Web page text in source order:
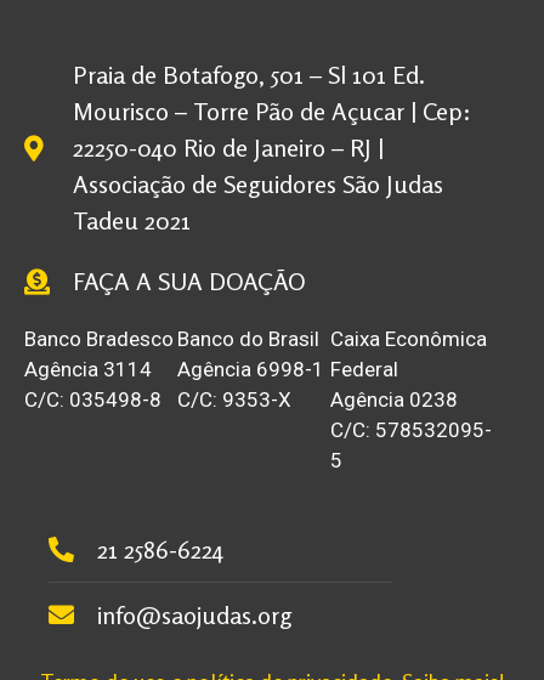
Praia de Botafogo, 501 – Sl 101 Ed.
Mourisco – Torre Pão de Açucar | Cep:
22250-040 Rio de Janeiro – RJ |
Associação de Seguidores São Judas
Tadeu 2021
FAÇA A SUA DOAÇÃO
Banco Bradesco
Agência 3114
C/C: 035498-8
Banco do Brasil
Agência 6998-1
C/C: 9353-X
Caixa Econômica
Federal
Agência 0238
C/C: 578532095-
5
21 2586-6224
info@saojudas.org